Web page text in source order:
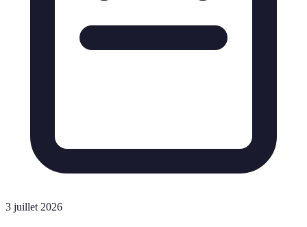
3 juillet 2026